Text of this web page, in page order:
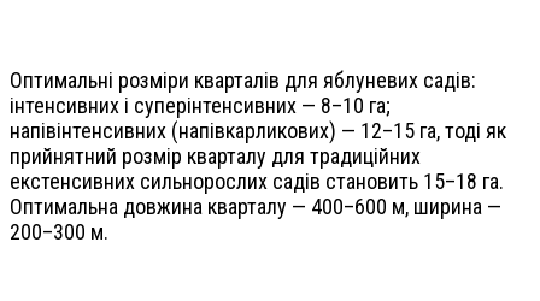
Оптимальні розміри кварталів для яблуневих садів:
інтенсивних і суперінтенсивних — 8–10 га;
напівінтенсивних (напівкарликових) — 12–15 га, тоді як
прийнятний розмір кварталу для традиційних
екстенсивних сильнорослих садів становить 15–18 га.
Оптимальна довжина кварталу — 400–600 м, ширина —
200–300 м.